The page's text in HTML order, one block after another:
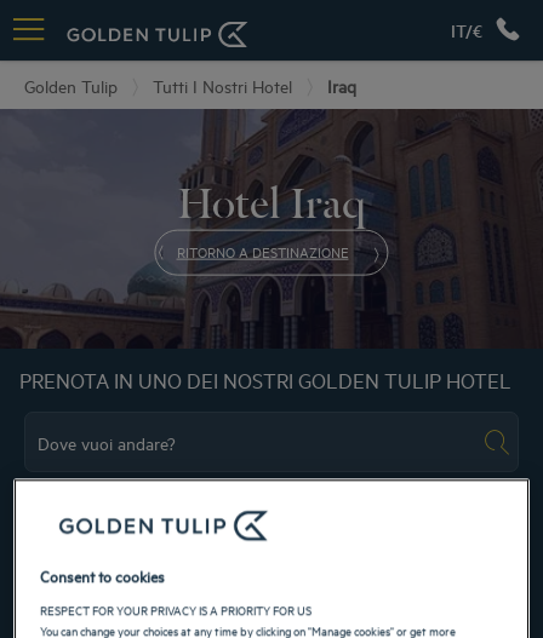
IT/€
Golden Tulip Tutti I Nostri Hotel Iraq
Hotel Iraq
RITORNO A DESTINAZIONE
PRENOTA IN UNO DEI NOSTRI GOLDEN TULIP HOTEL
Consent to cookies
RESPECT FOR YOUR PRIVACY IS A PRIORITY FOR US
You can change your choices at any time by clicking on "Manage cookies" or get more